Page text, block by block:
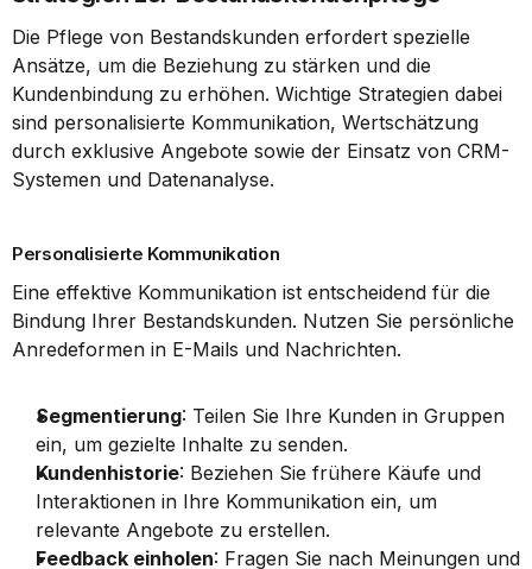
Die Pflege von Bestandskunden erfordert spezielle
Ansätze, um die Beziehung zu stärken und die
Kundenbindung zu erhöhen. Wichtige Strategien dabei
sind personalisierte Kommunikation, Wertschätzung
durch exklusive Angebote sowie der Einsatz von CRM-
Systemen und Datenanalyse.
Personalisierte Kommunikation
Eine effektive Kommunikation ist entscheidend für die
Bindung Ihrer Bestandskunden. Nutzen Sie persönliche
Anredeformen in E-Mails und Nachrichten.
Segmentierung: Teilen Sie Ihre Kunden in Gruppen
ein, um gezielte Inhalte zu senden.
Kundenhistorie: Beziehen Sie frühere Käufe und
Interaktionen in Ihre Kommunikation ein, um
relevante Angebote zu erstellen.
Feedback einholen: Fragen Sie nach Meinungen und